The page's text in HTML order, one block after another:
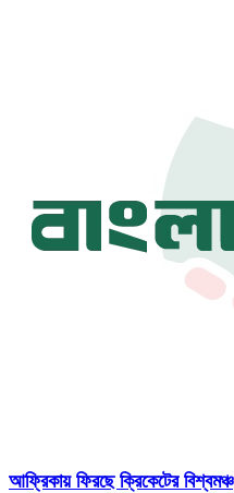
আফ্রিকায় ফিরছে ক্রিকেটের বিশ্বমঞ্চ